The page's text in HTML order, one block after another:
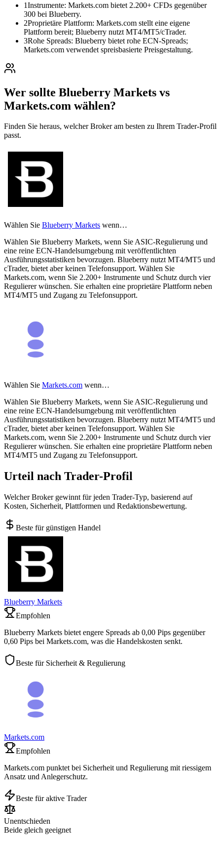
1Instrumente: Markets.com bietet 2.200+ CFDs gegenüber
300 bei Blueberry.
2Proprietäre Plattform: Markets.com stellt eine eigene
Plattform bereit; Blueberry nutzt MT4/MT5/cTrader.
3Rohe Spreads: Blueberry bietet rohe ECN-Spreads;
Markets.com verwendet spreisbasierte Preisgestaltung.
Wer sollte Blueberry Markets vs
Markets.com wählen?
Finden Sie heraus, welcher Broker am besten zu Ihrem Trader-Profil
passt.
Wählen Sie Blueberry Markets wenn…
Wählen Sie Blueberry Markets, wenn Sie ASIC-Regulierung und
eine reine ECN-Handelsumgebung mit veröffentlichten
Ausführungsstatistiken bevorzugen. Blueberry nutzt MT4/MT5 und
cTrader, bietet aber keinen Telefonsupport. Wählen Sie
Markets.com, wenn Sie 2.200+ Instrumente und Schutz durch vier
Regulierer wünschen. Sie erhalten eine proprietäre Plattform neben
MT4/MT5 und Zugang zu Telefonsupport.
Wählen Sie Markets.com wenn…
Wählen Sie Blueberry Markets, wenn Sie ASIC-Regulierung und
eine reine ECN-Handelsumgebung mit veröffentlichten
Ausführungsstatistiken bevorzugen. Blueberry nutzt MT4/MT5 und
cTrader, bietet aber keinen Telefonsupport. Wählen Sie
Markets.com, wenn Sie 2.200+ Instrumente und Schutz durch vier
Regulierer wünschen. Sie erhalten eine proprietäre Plattform neben
MT4/MT5 und Zugang zu Telefonsupport.
Urteil nach Trader-Profil
Welcher Broker gewinnt für jeden Trader-Typ, basierend auf
Kosten, Sicherheit, Plattformen und Redaktionsbewertung.
Beste für günstigen Handel
Blueberry Markets
Empfohlen
Blueberry Markets bietet engere Spreads ab 0,00 Pips gegenüber
0,60 Pips bei Markets.com, was die Handelskosten senkt.
Beste für Sicherheit & Regulierung
Markets.com
Empfohlen
Markets.com punktet bei Sicherheit und Regulierung mit riessigem
Ansatz und Anlegerschutz.
Beste für aktive Trader
Unentschieden
Beide gleich geeignet